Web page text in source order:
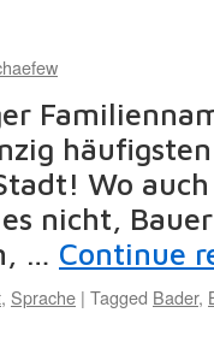
Wo
nicht,
… Continue
, Sprache | Tagged Bader,